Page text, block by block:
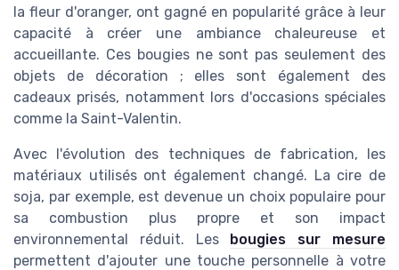
la fleur d'oranger, ont gagné en popularité grâce à leur
capacité à créer une ambiance chaleureuse et
accueillante. Ces bougies ne sont pas seulement des
objets de décoration ; elles sont également des
cadeaux prisés, notamment lors d'occasions spéciales
comme la Saint-Valentin.
Avec l'évolution des techniques de fabrication, les
matériaux utilisés ont également changé. La cire de
soja, par exemple, est devenue un choix populaire pour
sa combustion plus propre et son impact
environnemental réduit. Les bougies sur mesure
permettent d'ajouter une touche personnelle à votre